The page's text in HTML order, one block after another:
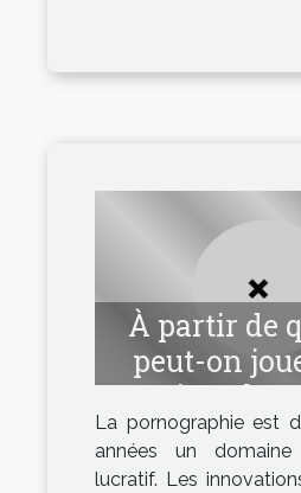
À partir de
peut-on
jeux
La pornographie est
années un domaine
lucratif. Les